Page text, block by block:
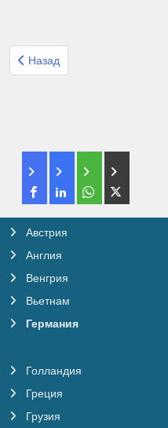
Предыдущий: Туры в Венгрию
Назад
Австрия
Англия
Венгрия
Вьетнам
Германия
Голландия
Греция
Грузия